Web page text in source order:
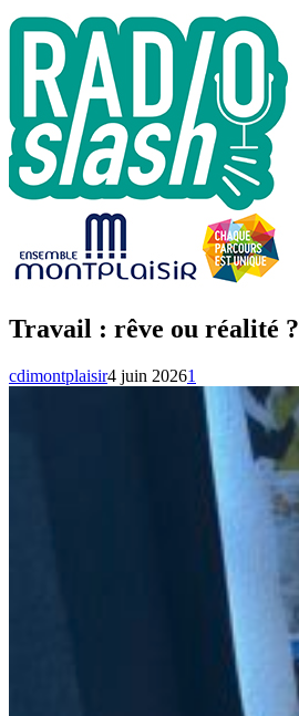
Travail : rêve ou réalité ?
cdimontplaisir4 juin 20261